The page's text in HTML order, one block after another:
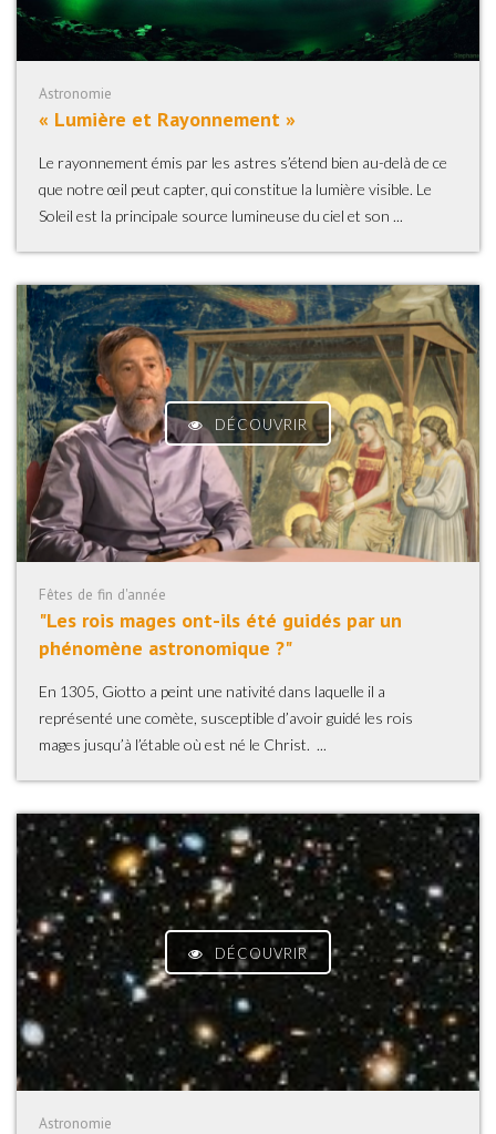
Astronomie
« Lumière et Rayonnement »
Le rayonnement émis par les astres s’étend bien au-delà de ce
que notre œil peut capter, qui constitue la lumière visible. Le
Soleil est la principale source lumineuse du ciel et son ...
DÉCOUVRIR
Fêtes de fin d'année
"Les rois mages ont-ils été guidés par un
phénomène astronomique ?"
En 1305, Giotto a peint une nativité dans laquelle il a
représenté une comète, susceptible d’avoir guidé les rois
mages jusqu’à l’étable où est né le Christ. ...
DÉCOUVRIR
Astronomie